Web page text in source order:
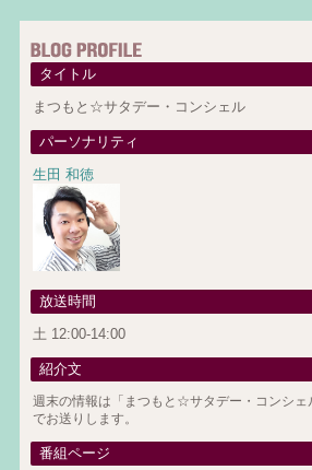
タイトル
まつもと☆サタデー・コンシェル
パーソナリティ
生田 和徳
放送時間
土 12:00-14:00
紹介文
週末の情報は「まつもと☆サタデー・コンシ
でお送りします。
番組ページ